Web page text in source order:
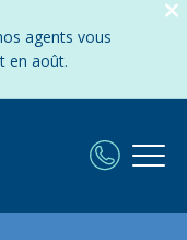
agents vous
en août.